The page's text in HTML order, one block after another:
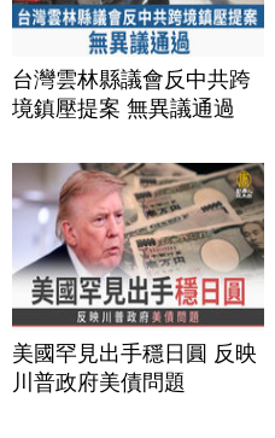
台灣雲林縣議會反中共跨
境鎮壓提案 無異議通過
美國罕見出手穩日圓 反映
川普政府美債問題